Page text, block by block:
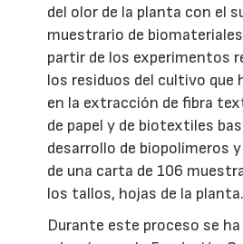
del olor de la planta con el
muestrario de
partir de los experimentos
los residuos del cultivo que
en la extracción de fibra
de papel y de biotextiles
desarrollo de biopolímeros
de una carta de 106
los tallos, hojas de la planta.
Durante este proceso se